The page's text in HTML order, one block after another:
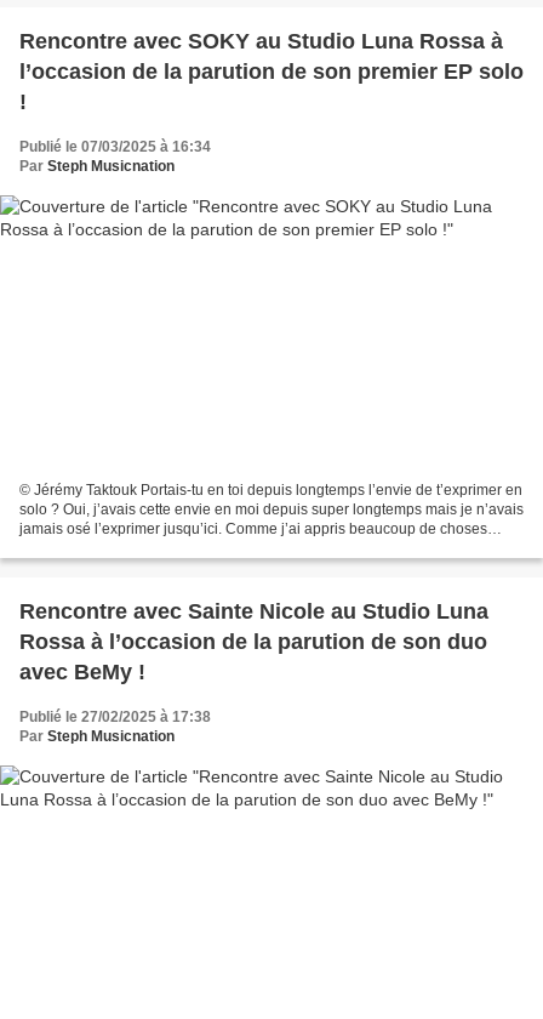
Rencontre avec SOKY au Studio Luna Rossa à
l’occasion de la parution de son premier EP solo
!
Publié le 07/03/2025 à 16:34
Par Steph Musicnation
© Jérémy Taktouk Portais-tu en toi depuis longtemps l’envie de t’exprimer en
solo ? Oui, j’avais cette envie en moi depuis super longtemps mais je n’avais
jamais osé l’exprimer jusqu’ici. Comme j’ai appris beaucoup de choses
Rencontre avec Sainte Nicole au Studio Luna
Rossa à l’occasion de la parution de son duo
avec BeMy !
Publié le 27/02/2025 à 17:38
Par Steph Musicnation